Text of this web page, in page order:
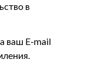
в
ваш E-mail